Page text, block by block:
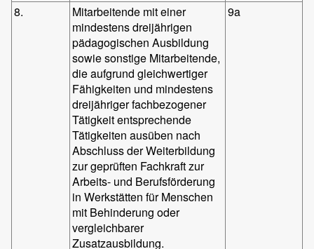
8.
Mitarbeitende mit einer
mindestens dreijährigen
pädagogischen Ausbildung
sowie sonstige Mitarbeitende,
die aufgrund gleichwertiger
Fähigkeiten und mindestens
dreijähriger fachbezogener
Tätigkeit entsprechende
Tätigkeiten ausüben nach
Abschluss der Weiterbildung
zur geprüften Fachkraft zur
Arbeits- und Berufsförderung
in Werkstätten für Menschen
mit Behinderung oder
vergleichbarer
Zusatzausbildung.
9a